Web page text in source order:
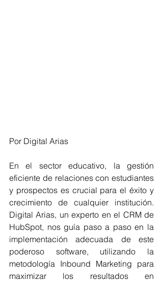
Por Digital Arias
En el sector educativo, la gestión
eficiente de relaciones con estudiantes
y prospectos es crucial para el éxito y
crecimiento de cualquier institución.
Digital Arias, un experto en el CRM de
HubSpot, nos guía paso a paso en la
implementación adecuada de este
poderoso software, utilizando la
metodología Inbound Marketing para
maximizar los resultados en